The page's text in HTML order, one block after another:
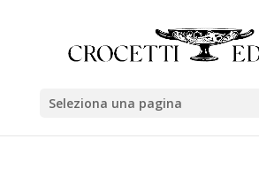
Seleziona una pagina